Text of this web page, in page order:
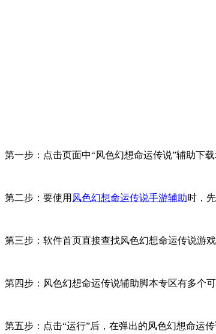
第一步：点击页面中“风色幻想命运传说”辅助下
第二步：要使用 风色幻想命运传说手游辅助时，
第三步：软件首页直接查找风色幻想命运传说游
第四步：风色幻想命运传说辅助脚本专区有多个
第五步：点击“运行”后，在弹出的风色幻想命运